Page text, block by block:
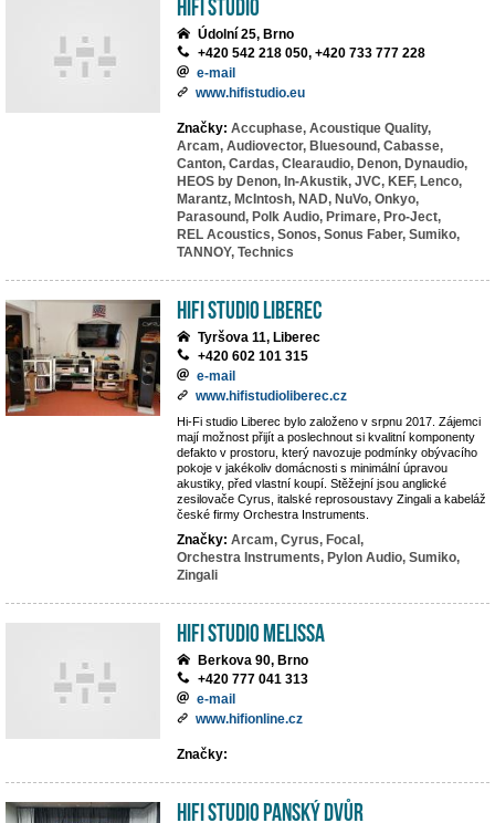
Údolní 25, Brno
+420 542 218 050, +420 733 777 228
e-mail
www.hifistudio.eu
Značky: Accuphase, Acoustique Quality,
Arcam, Audiovector, Bluesound, Cabasse,
Canton, Cardas, Clearaudio, Denon, Dynaudio,
HEOS by Denon, In-Akustik, JVC, KEF, Lenco,
Marantz, McIntosh, NAD, NuVo, Onkyo,
Parasound, Polk Audio, Primare, Pro-Ject,
REL Acoustics, Sonos, Sonus Faber, Sumiko,
TANNOY, Technics
HiFi studio Liberec
Tyršova 11, Liberec
+420 602 101 315
e-mail
www.hifistudioliberec.cz
Hi-Fi studio Liberec bylo založeno v srpnu 2017. Zájemci
mají možnost přijít a poslechnout si kvalitní komponenty
defakto v prostoru, který navozuje podmínky obývacího
pokoje v jakékoliv domácnosti s minimální úpravou
akustiky, před vlastní koupí. Stěžejní jsou anglické
zesilovače Cyrus, italské reprosoustavy Zingali a kabeláž
české firmy Orchestra Instruments.
Značky: Arcam, Cyrus, Focal,
Orchestra Instruments, Pylon Audio, Sumiko,
Zingali
Hifi studio MeLiSSA
Berkova 90, Brno
+420 777 041 313
e-mail
www.hifionline.cz
Značky:
Hifi Studio Panský Dvůr